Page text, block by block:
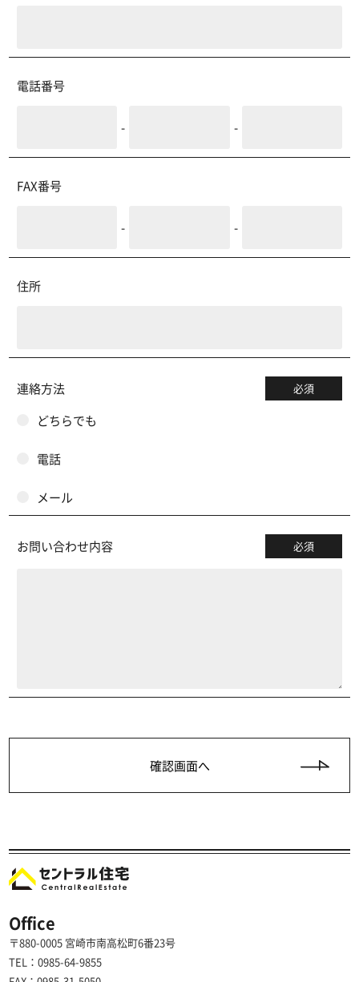
電話番号
- -
FAX番号
- -
住所
連絡方法 必須
どちらでも
電話
メール
お問い合わせ内容 必須
Office
〒880-0005 宮崎市南高松町6番23号
TEL：0985-64-9855